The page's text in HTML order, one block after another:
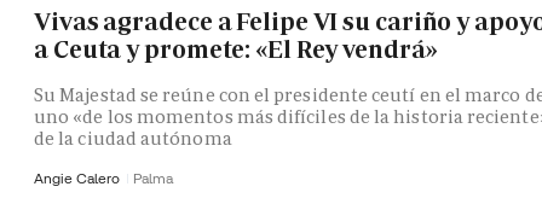
Vivas agradece a Felipe VI su cariño y
a Ceuta y promete: «El Rey vendrá»
Su Majestad se reúne con el presidente ceutí en el marco
uno «de los momentos más difíciles de la historia
de la ciudad autónoma
Angie Calero Palma